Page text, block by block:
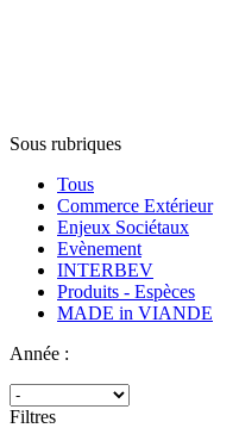
Sous rubriques
Tous
Commerce Extérieur
Enjeux Sociétaux
Evènement
INTERBEV
Produits - Espèces
MADE in VIANDE
Année :
Filtres